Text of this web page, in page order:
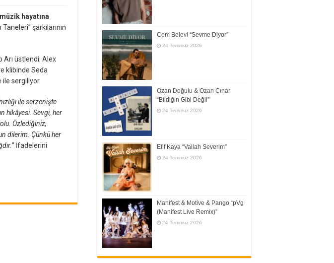
hayatına
şarkılarının
Arı üstlendi. Alex
klibinde Seda
sergiliyor.
ile serzenişte
hikâyesi. Sevgi, her
Özlediğiniz,
dilerim. Çünkü her
İfadelerini
Cem Belevi “Sevme Diyor”
24 Temmuz 2026
Ozan Doğulu & Ozan Çınar
“Bildiğin Gibi Değil”
24 Temmuz 2026
Elif Kaya “Vallah Severim”
24 Temmuz 2026
Manifest & Motive & Pango “pVg
(Manifest Live Remix)”
24 Temmuz 2026